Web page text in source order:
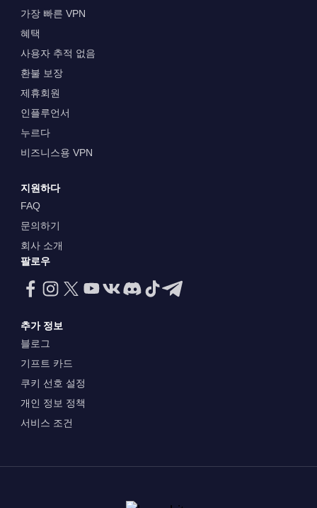
가장 빠른 VPN
혜택
사용자 추적 없음
환불 보장
제휴회원
인플루언서
누르다
비즈니스용 VPN
지원하다
FAQ
문의하기
회사 소개
팔로우
추가 정보
블로그
기프트 카드
쿠키 선호 설정
개인 정보 정책
서비스 조건